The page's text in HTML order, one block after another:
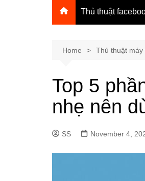
Thủ thuật
Home Thủ thuật máy
Top 5
nhẹ nên
SS November 4,